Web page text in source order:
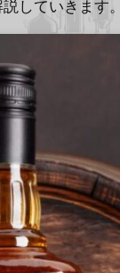
していきます。